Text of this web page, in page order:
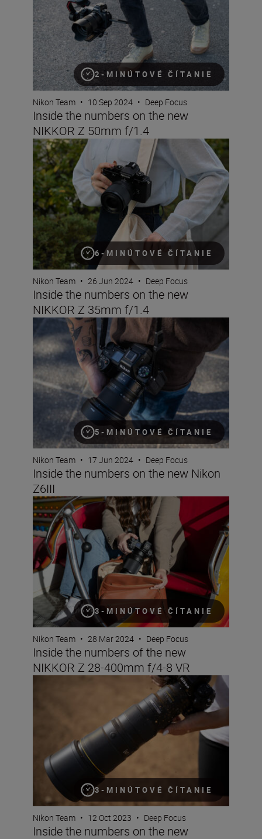
2-MINÚTOVÉ ČÍTANIE
Nikon Team • 10 Sep 2024 • Deep Focus
Inside the numbers on the new
NIKKOR Z 50mm f/1.4
6-MINÚTOVÉ ČÍTANIE
Inside the numbers on the new NIKKOR Z 35mm f/1.4
Nikon Team • 26 Jun 2024 • Deep Focus
Inside the numbers on the new
NIKKOR Z 35mm f/1.4
5-MINÚTOVÉ ČÍTANIE
Inside the numbers on the new Nikon Z6III
Nikon Team • 17 Jun 2024 • Deep Focus
Inside the numbers on the new Nikon
Z6III
3-MINÚTOVÉ ČÍTANIE
Inside the numbers of the new NIKKOR Z 28-400mm f/
Nikon Team • 28 Mar 2024 • Deep Focus
Inside the numbers of the new
NIKKOR Z 28-400mm f/4-8 VR
3-MINÚTOVÉ ČÍTANIE
Inside the numbers on the new NIKKOR Z 600mm f/6.3
Nikon Team • 12 Oct 2023 • Deep Focus
Inside the numbers on the new